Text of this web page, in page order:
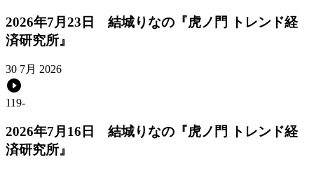
2026年7月23日 結城りなの『虎ノ門 トレンド経
済研究所』
30 7月 2026
119-
2026年7月16日 結城りなの『虎ノ門 トレンド経
済研究所』